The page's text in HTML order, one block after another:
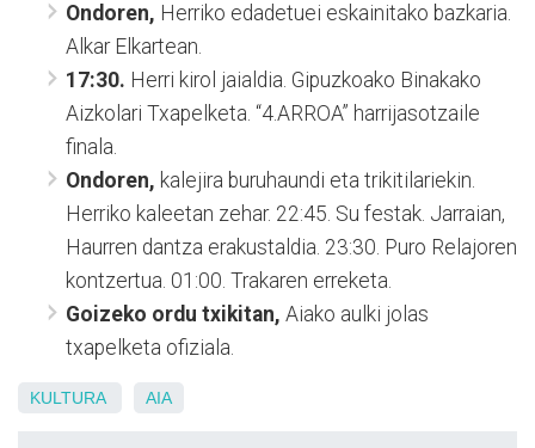
Ondoren, Herriko edadetuei eskainitako bazkaria.
Alkar Elkartean.
17:30. Herri kirol jaialdia. Gipuzkoako Binakako
Aizkolari Txapelketa. “4.ARROA” harrijasotzaile
finala.
Ondoren, kalejira buruhaundi eta trikitilariekin.
Herriko kaleetan zehar. 22:45. Su festak. Jarraian,
Haurren dantza erakustaldia. 23:30. Puro Relajoren
kontzertua. 01:00. Trakaren erreketa.
Goizeko ordu txikitan, Aiako aulki jolas
txapelketa ofiziala.
KULTURA AIA